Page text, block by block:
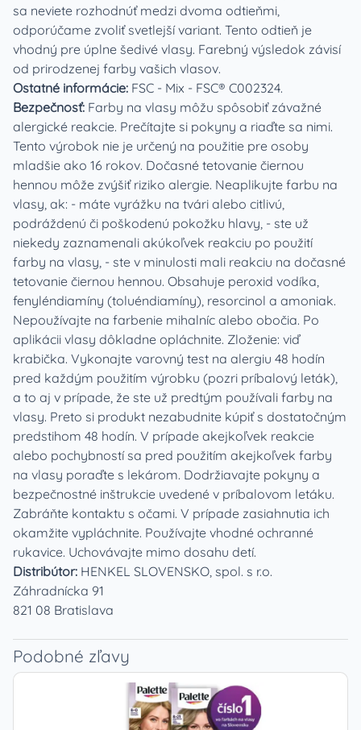
sa neviete rozhodnúť medzi dvoma odtieňmi,
odporúčame zvoliť svetlejší variant. Tento odtieň je
vhodný pre úplne šedivé vlasy. Farebný výsledok závisí
od prirodzenej farby vašich vlasov.
Ostatné informácie: FSC - Mix - FSC® C002324.
Bezpečnosť: Farby na vlasy môžu spôsobiť závažné
alergické reakcie. Prečítajte si pokyny a riaďte sa nimi.
Tento výrobok nie je určený na použitie pre osoby
mladšie ako 16 rokov. Dočasné tetovanie čiernou
hennou môže zvýšiť riziko alergie. Neaplikujte farbu na
vlasy, ak: - máte vyrážku na tvári alebo citlivú,
podráždenú či poškodenú pokožku hlavy, - ste už
niekedy zaznamenali akúkoľvek reakciu po použití
farby na vlasy, - ste v minulosti mali reakciu na dočasné
tetovanie čiernou hennou. Obsahuje peroxid vodíka,
fenyléndiamíny (toluéndiamíny), resorcinol a amoniak.
Nepoužívajte na farbenie mihalníc alebo obočia. Po
aplikácii vlasy dôkladne opláchnite. Zloženie: viď
krabička. Vykonajte varovný test na alergiu 48 hodín
pred každým použitím výrobku (pozri príbalový leták),
a to aj v prípade, že ste už predtým používali farby na
vlasy. Preto si produkt nezabudnite kúpiť s dostatočným
predstihom 48 hodín. V prípade akejkoľvek reakcie
alebo pochybností sa pred použitím akejkoľvek farby
na vlasy poraďte s lekárom. Dodržiavajte pokyny a
bezpečnostné inštrukcie uvedené v príbalovom letáku.
Zabráňte kontaktu s očami. V prípade zasiahnutia ich
okamžite vypláchnite. Používajte vhodné ochranné
rukavice. Uchovávajte mimo dosahu detí.
Distribútor: HENKEL SLOVENSKO, spol. s r.o.
Záhradnícka 91
821 08 Bratislava
Podobné zľavy